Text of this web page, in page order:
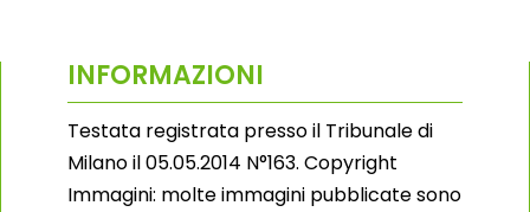
INFORMAZIONI
Testata registrata presso il Tribunale di
Milano il 05.05.2014 N°163. Copyright
Immagini: molte immagini pubblicate sono